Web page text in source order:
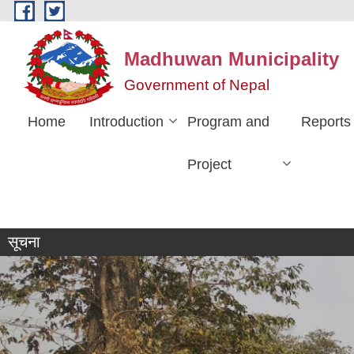
Skip to main content
Madhuwan Municipality
Government of Nepal
Home Introduction Program and
Project
Reports
सूचना